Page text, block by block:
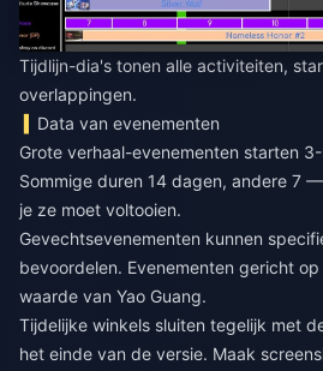
Tijdlijn-dia's tonen alle activiteiten,
overlappingen.
Data van evenementen
Grote verhaal-evenementen starten
Sommige duren 14 dagen, andere 7
je ze moet voltooien.
Gevechtsevenementen kunnen
bevoordelen. Evenementen gericht
waarde van Yao Guang.
Tijdelijke winkels sluiten tegelijk met
het einde van de versie. Maak